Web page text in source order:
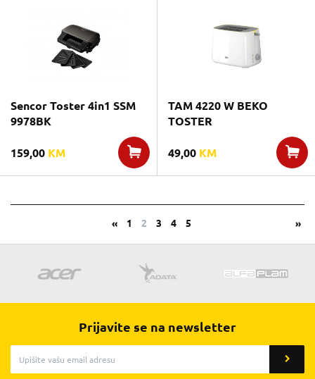
Sencor Toster 4in1 SSM
9978BK
159,00 KM
TAM 4220 W BEKO
TOSTER
49,00 KM
« 1 2 3 4 5 »
Prijavite se na newsletter